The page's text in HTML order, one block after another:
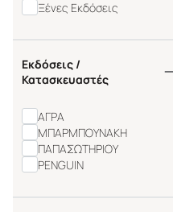
Ξένες Εκδόσεις
Εκδόσεις /
Κατασκευαστές
ΑΓΡΑ
ΜΠΑΡΜΠΟΥΝΑΚΗ
ΠΑΠΑΣΩΤΗΡΙΟΥ
PENGUIN